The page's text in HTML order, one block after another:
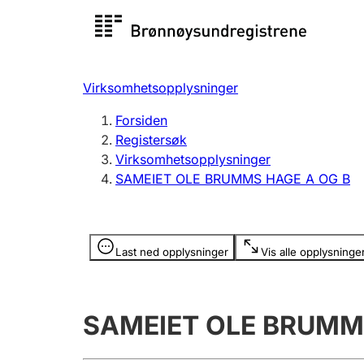
Registersøk
Registrere, endre, slette
Virksomhetsopplysninger
Forsiden
Registersøk
Virksomhetsopplysninger
SAMEIET OLE BRUMMS HAGE A OG B
Last ned opplysninger Vis alle
Opplysninger er skjult
SAMEIET OLE